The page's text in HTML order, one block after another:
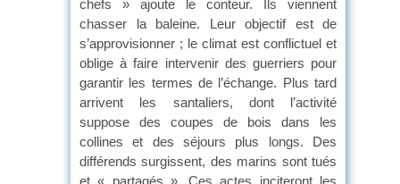
chefs » ajoute le conteur. Ils viennent
chasser la baleine. Leur objectif est de
s’approvisionner ; le climat est conflictuel et
oblige à faire intervenir des guerriers pour
garantir les termes de l’échange. Plus tard
arrivent les santaliers, dont l’activité
suppose des coupes de bois dans les
collines et des séjours plus longs. Des
différends surgissent, des marins sont tués
et « partagés ». Ces actes inciteront les